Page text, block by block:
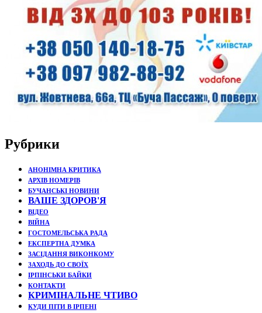
Рубрики
АНОНІМНА КРИТИКА
АРХІВ НОМЕРІВ
БУЧАНСЬКІ НОВИНИ
ВАШЕ ЗДОРОВ'Я
ВІДЕО
ВІЙНА
ГОСТОМЕЛЬСЬКА РАДА
ЕКСПЕРТНА ДУМКА
ЗАСІДАННЯ ВИКОНКОМУ
ЗАХОДЬ ДО СВОЇХ
ІРПІНСЬКИ БАЙКИ
КОНТАКТИ
КРИМІНАЛЬНЕ ЧТИВО
КУДИ ПІТИ В ІРПЕНІ